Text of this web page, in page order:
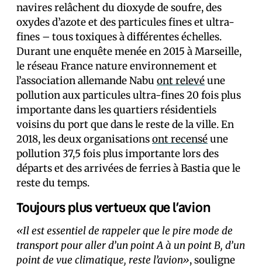
navires relâchent du dioxyde de soufre, des
oxydes d’azote et des particules fines et ultra-
fines – tous toxiques à différentes échelles.
Durant une enquête menée en 2015 à Marseille,
le réseau France nature environnement et
l’association allemande Nabu ont relevéune
pollution aux particules ultra-fines 20 fois plus
importante dans les quartiers résidentiels
voisins du port que dans le reste de la ville. En
2018, les deux organisationsont recenséune
pollution 37,5 fois plus importante lors des
départs et des arrivées de ferries à Bastia que le
reste du temps.
Toujours plus vertueux que l’avion
«Il est essentiel de rappeler que le pire mode de
transport pour aller d’un point A à un point B, d’un
point de vue climatique, reste l’avion», souligne